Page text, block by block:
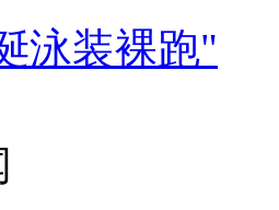
泳装裸跑"